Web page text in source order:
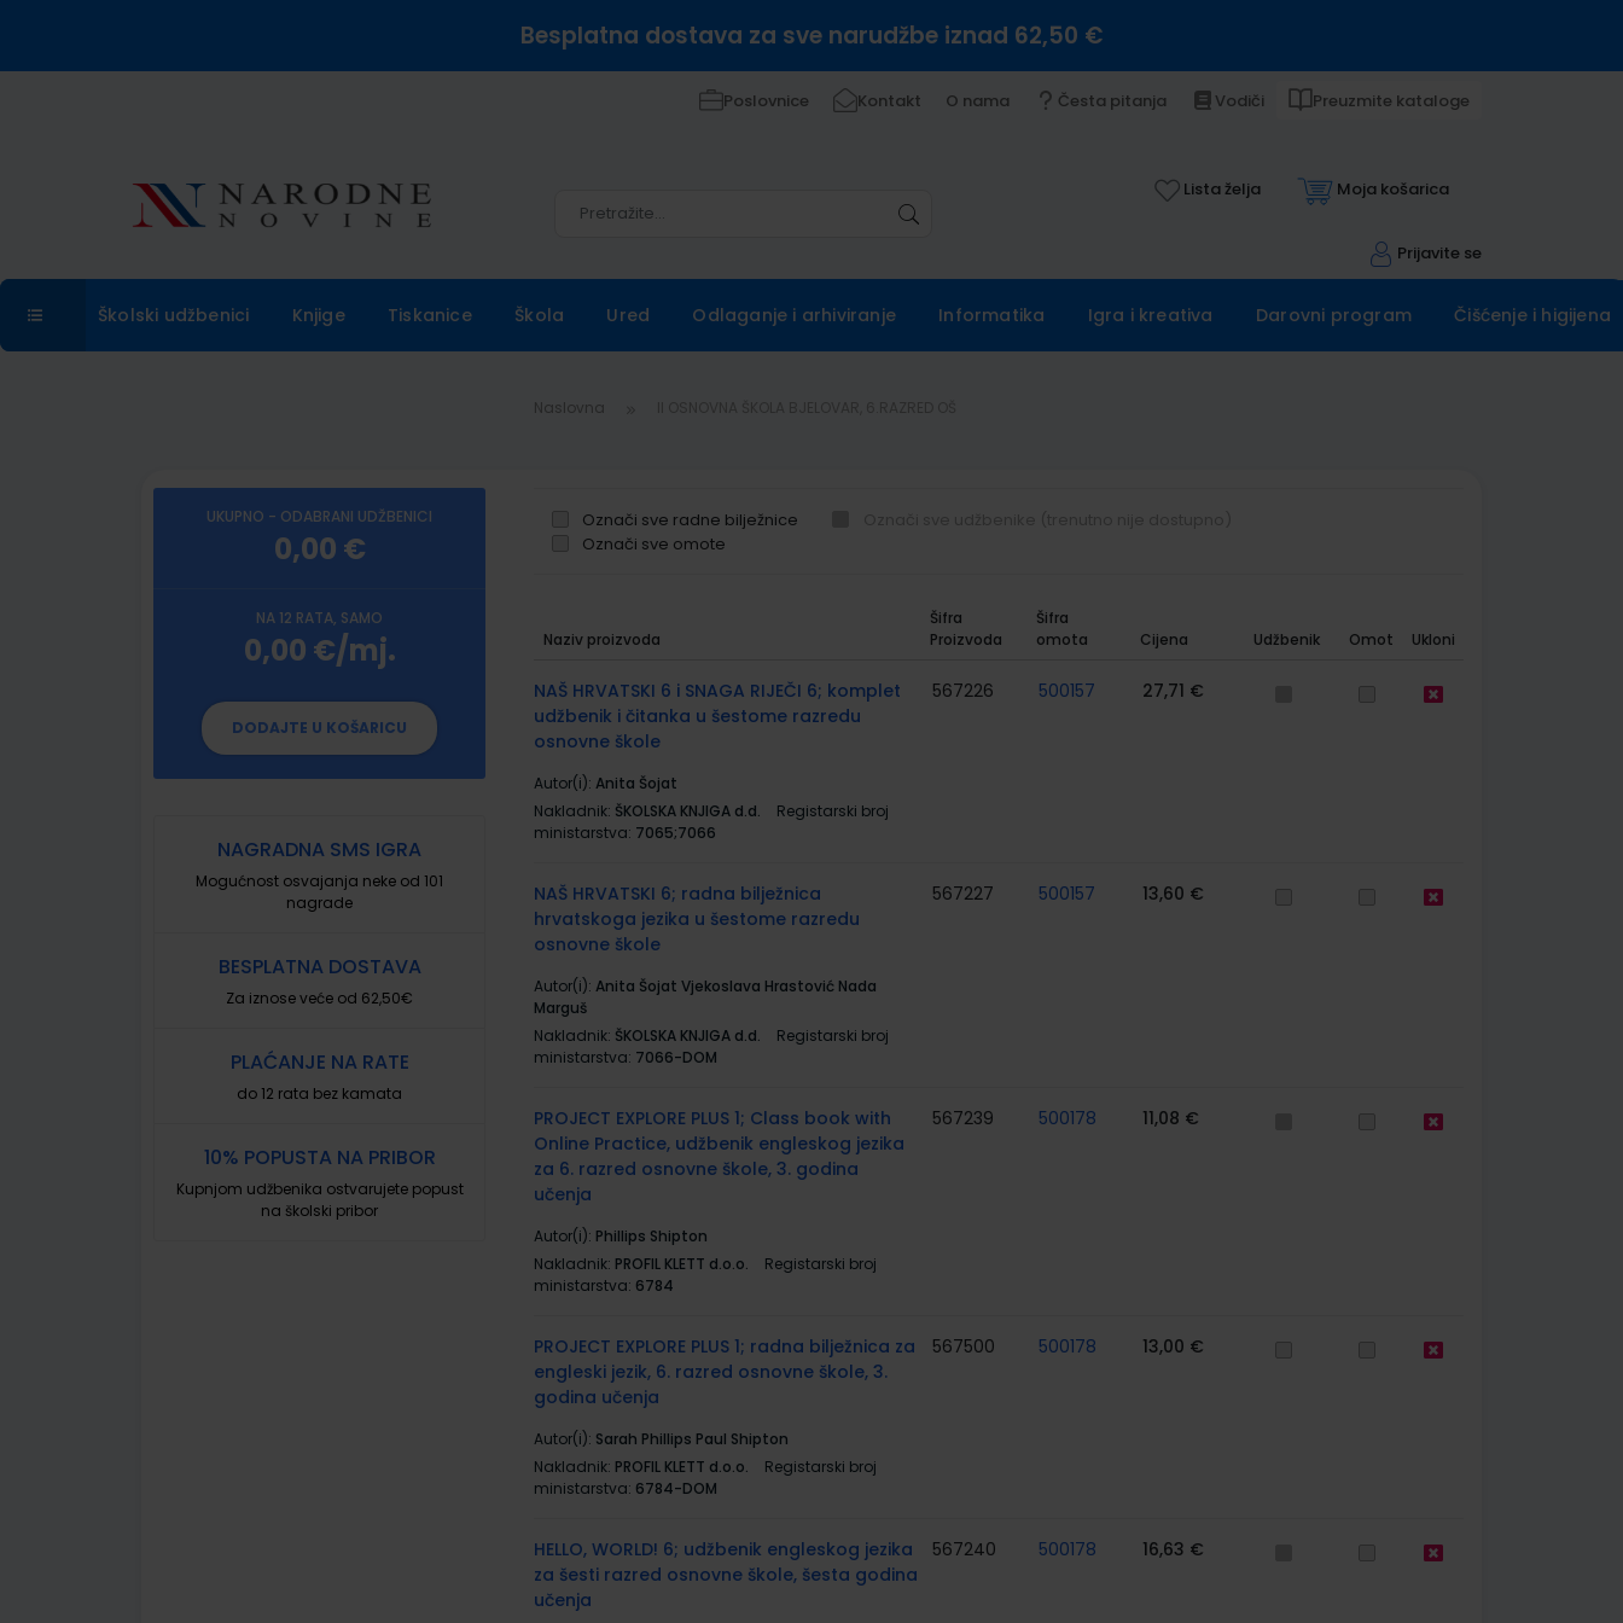
Besplatna dostava za sve narudžbe iznad 62,50 €
Poslovnice Kontakt O nama Česta pitanja Vodiči Preuzmite kataloge
Lista želja Moja košarica
Prijavite se
Školski udžbenici Knjige Tiskanice Škola Ured Odlaganje i arhiviranje Informatika Igra i kreativa Darovni program Čišćenje i higijena
Naslovna
UKUPNO - ODABRANI UDŽBENICI
0,00 €
NA 12 RATA, SAMO
0,00 €/mj.
DODAJTE U KOŠARICU
NAGRADNA SMS IGRA
Mogućnost osvajanja neke od 101
nagrade
BESPLATNA DOSTAVA
Za iznose veće od 62,50€
PLAĆANJE NA RATE
do 12 rata bez kamata
10% POPUSTA NA PRIBOR
Kupnjom udžbenika ostvarujete popust
na školski pribor
Označi sve radne bilježnice
Označi sve omote
proizvodi
Naziv proizvoda
Šifra
Proizvoda
Šifra
omota
Cijena Udžbenik Omot Ukloni
NAŠ HRVATSKI 6 i SNAGA RIJEČI 6; komplet
udžbenik i čitanka u šestome razredu
osnovne škole
Autor(i): Anita Šojat
Nakladnik: ŠKOLSKA KNJIGA d.d.
Registarski broj
ministarstva: 7065;7066
567226 500157 27,71 €
NAŠ HRVATSKI 6; radna bilježnica
hrvatskoga jezika u šestome razredu
osnovne škole
Autor(i): Anita Šojat Vjekoslava Hrastović Nada
Marguš
Nakladnik: ŠKOLSKA KNJIGA d.d.
Registarski broj
ministarstva: 7066-DOM
567227 500157 13,60 €
PROJECT EXPLORE PLUS 1; Class book with
Online Practice, udžbenik engleskog jezika
za 6. razred osnovne škole, 3. godina
učenja
Autor(i): Phillips Shipton
Nakladnik: PROFIL KLETT d.o.o.
Registarski broj
ministarstva: 6784
567239 500178 11,08 €
PROJECT EXPLORE PLUS 1; radna bilježnica za
engleski jezik, 6. razred osnovne škole, 3.
godina učenja
Autor(i): Sarah Phillips Paul Shipton
Nakladnik: PROFIL KLETT d.o.o.
Registarski broj
ministarstva: 6784-DOM
567500 500178 13,00 €
HELLO, WORLD! 6; udžbenik engleskog jezika
za šesti razred osnovne škole, šesta godina
učenja
567240 500178 16,63 €